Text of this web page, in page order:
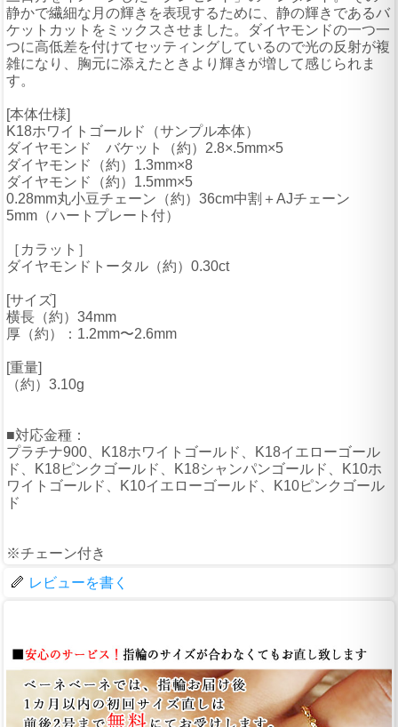
静かで繊細な月の輝きを表現するために、静の輝きであるバ
ケットカットをミックスさせました。ダイヤモンドの一つ一
つに高低差を付けてセッティングしているので光の反射が複
雑になり、胸元に添えたときより輝きが増して感じられま
す。
[本体仕様]
K18ホワイトゴールド（サンプル本体）
ダイヤモンド バケット（約）2.8×.5mm×5
ダイヤモンド（約）1.3mm×8
ダイヤモンド（約）1.5mm×5
0.28mm丸小豆チェーン（約）36cm中割＋AJチェーン
5mm（ハートプレート付）
［カラット］
ダイヤモンドトータル（約）0.30ct
[サイズ]
横長（約）34mm
厚（約）：1.2mm〜2.6mm
[重量]
（約）3.10g
■対応金種：
プラチナ900、K18ホワイトゴールド、K18イエローゴール
ド、K18ピンクゴールド、K18シャンパンゴールド、K10ホ
ワイトゴールド、K10イエローゴールド、K10ピンクゴール
ド
※チェーン付き
レビューを書く